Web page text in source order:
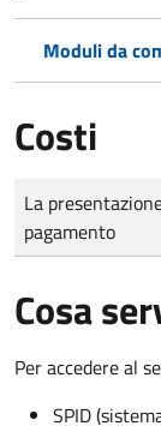
Moduli da
Costi
Tipo di pagamento
Importo
La
pagamento
Cosa
Per accedere al
SPID